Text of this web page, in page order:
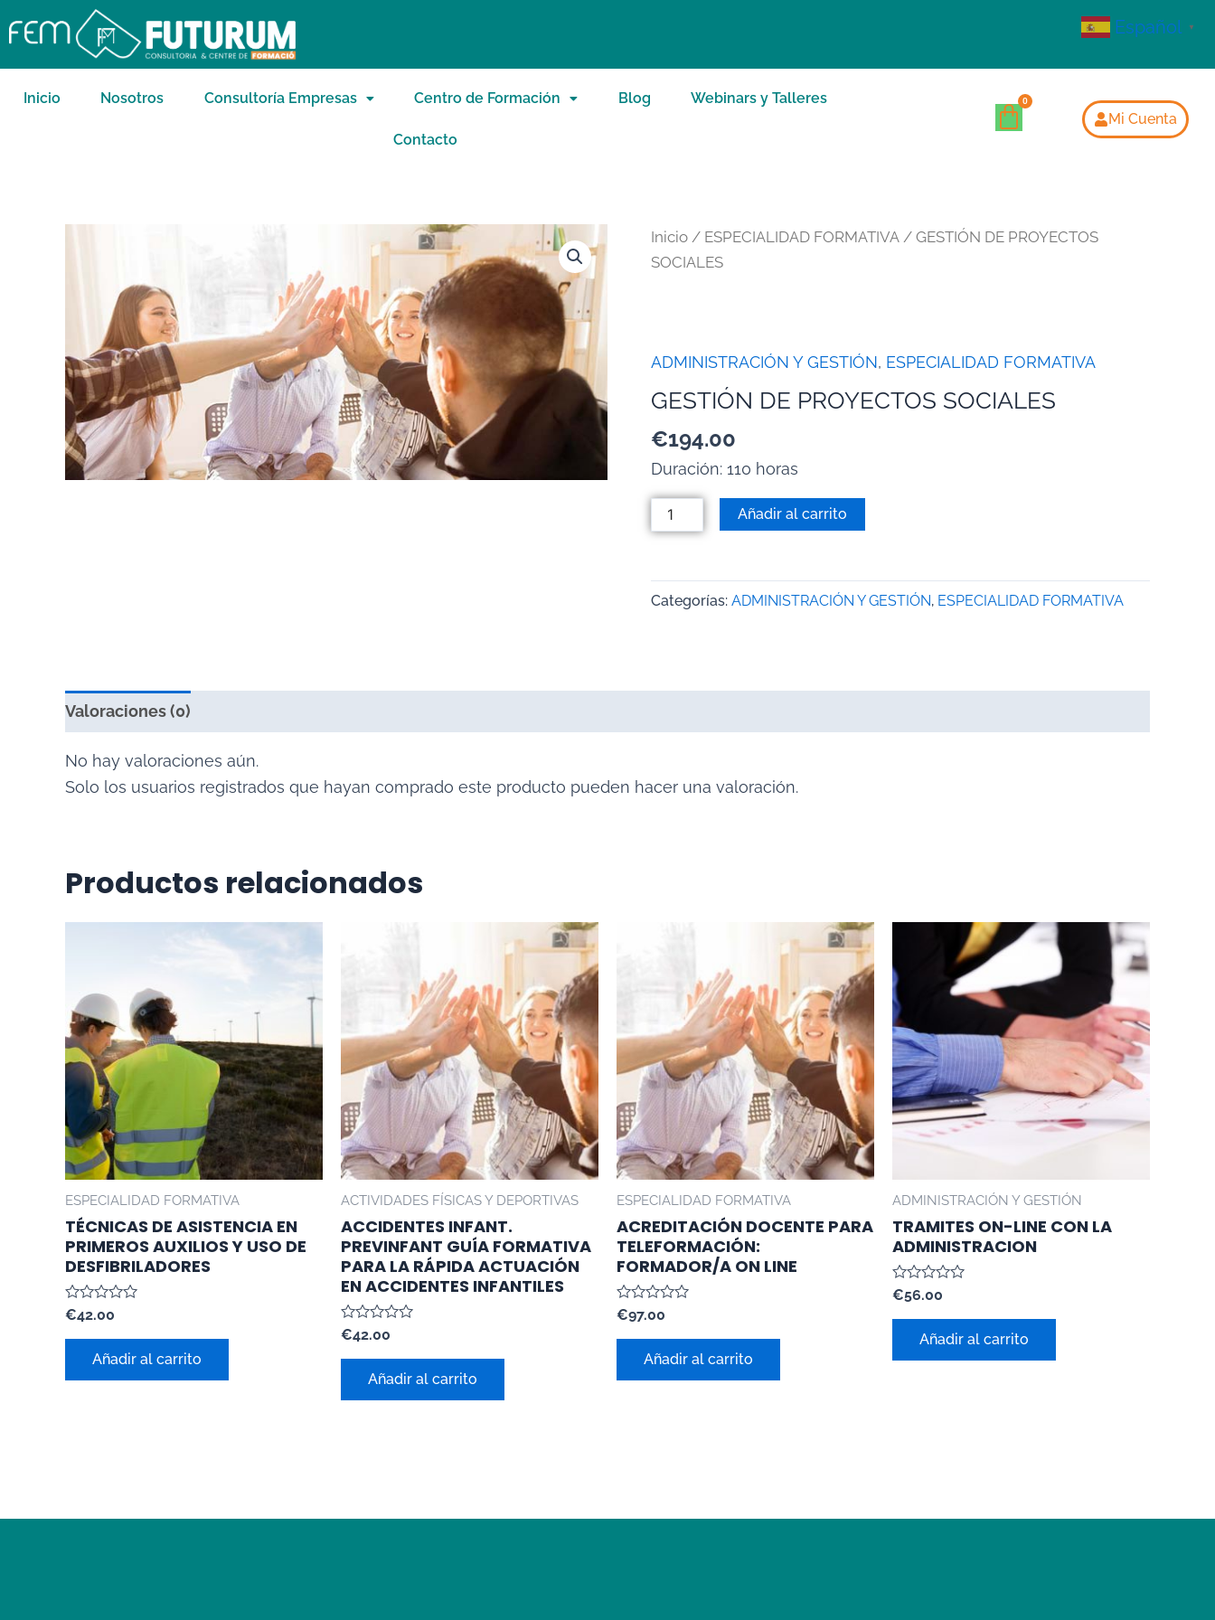
Inicio Nosotros Consultoría Empresas Centro de Formación Blog Webinars y Talleres
Contacto
Mi Cuenta
Inicio / ESPECIALIDAD FORMATIVA / GESTIÓN DE PROYECTOS
SOCIALES
ADMINISTRACIÓN Y GESTIÓN, ESPECIALIDAD FORMATIVA
GESTIÓN DE PROYECTOS SOCIALES
€194.00
Duración: 110 horas
Añadir al carrito
Categorías: ADMINISTRACIÓN Y GESTIÓN, ESPECIALIDAD FORMATIVA
Valoraciones (0)
No hay valoraciones aún.
Solo los usuarios registrados que hayan comprado este producto pueden hacer una valoración.
Productos relacionados
ESPECIALIDAD FORMATIVA
TÉCNICAS DE ASISTENCIA EN
PRIMEROS AUXILIOS Y USO DE
DESFIBRILADORES
Valorado
con
0
€42.00
Añadir al carrito
ACTIVIDADES FÍSICAS Y DEPORTIVAS
ACCIDENTES INFANT.
PREVINFANT GUÍA FORMATIVA
PARA LA RÁPIDA ACTUACIÓN
EN ACCIDENTES INFANTILES
Valorado
con
0
€42.00
Añadir al carrito
ESPECIALIDAD FORMATIVA
ACREDITACIÓN DOCENTE PARA
TELEFORMACIÓN:
FORMADOR/A ON LINE
Valorado
con
0
€97.00
Añadir al carrito
ADMINISTRACIÓN Y GESTIÓN
TRAMITES ON-LINE CON LA
ADMINISTRACION
Valorado
con
0
€56.00
Añadir al carrito
Español ▼